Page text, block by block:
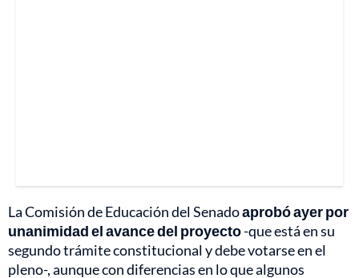
La Comisión de Educación del Senadoaprobó ayer por
unanimidad el avance del proyecto-que está en su
segundo trámite constitucional y debe votarse en el
pleno-, aunque con diferencias en lo que algunos